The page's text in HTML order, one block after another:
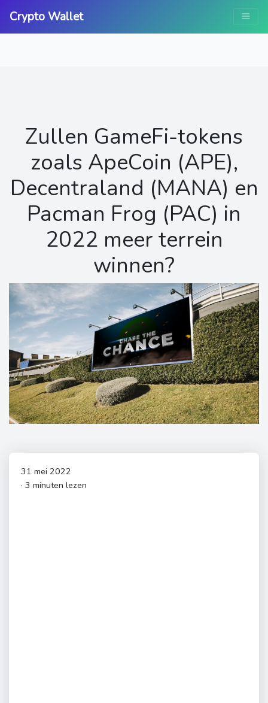
Crypto Wallet
Zullen GameFi-tokens
zoals ApeCoin (APE),
Decentraland (MANA) en
Pacman Frog (PAC) in
2022 meer terrein
winnen?
31 mei 2022
· 3 minuten lezen